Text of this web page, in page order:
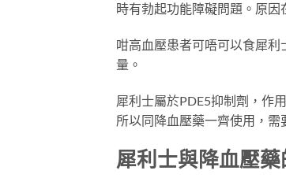
時有勃起功能障礙問題。原
咁高血壓患者可唔可以食犀
量。
犀利士屬於PDE5抑制劑，作
所以同降血壓藥一齊使用，需
犀利士與降血壓藥